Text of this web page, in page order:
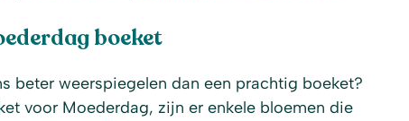
boeket
beter weerspiegelen dan een prachtig boeket?
voor Moederdag, zijn er enkele bloemen die